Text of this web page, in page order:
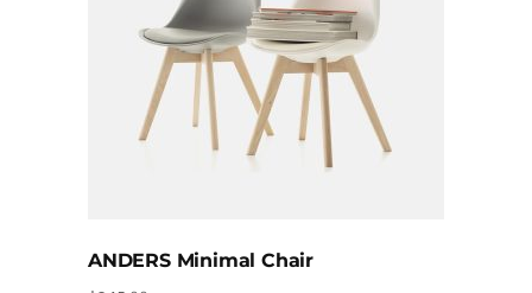
ANDERS Minimal Chair